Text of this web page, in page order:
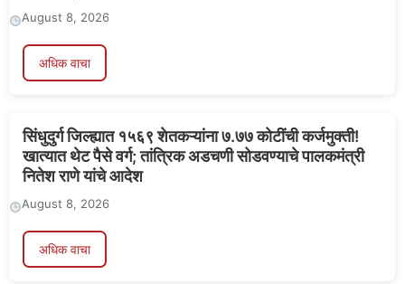
August 8, 2026
अधिक वाचा
सिंधुदुर्ग जिल्ह्यात १५६९ शेतकऱ्यांना ७.७७ कोटींची कर्जमुक्ती!
खात्यात थेट पैसे वर्ग; तांत्रिक अडचणी सोडवण्याचे पालकमंत्री
नितेश राणे यांचे आदेश
August 8, 2026
अधिक वाचा